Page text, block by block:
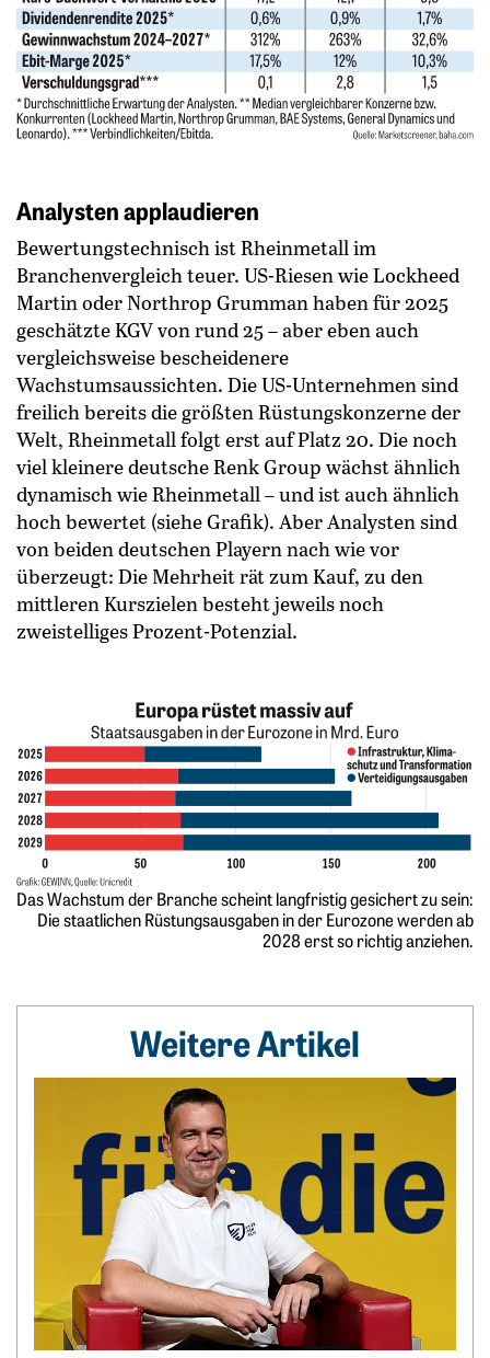
Analysten applaudieren
Bewertungstechnisch ist Rheinmetall im
Branchenvergleich teuer. US-Riesen wie Lockheed
Martin oder Northrop Grumman haben für 2025
geschätzte KGV von rund 25 – aber eben auch
vergleichsweise bescheidenere
Wachstumsaussichten. Die US-Unternehmen sind
freilich bereits die größten Rüstungskonzerne der
Welt, Rheinmetall folgt erst auf Platz 20. Die noch
viel kleinere deutsche Renk Group wächst ähnlich
dynamisch wie Rheinmetall – und ist auch ähnlich
hoch bewertet (siehe Grafik). Aber Analysten sind
von beiden deutschen Playern nach wie vor
überzeugt: Die Mehrheit rät zum Kauf, zu den
mittleren Kurszielen besteht jeweils noch
zweistelliges Prozent-Potenzial.
Das Wachstum der Branche scheint langfristig gesichert zu sein:
Die staatlichen Rüstungsausgaben in der Eurozone werden ab
2028 erst so richtig anziehen.
Weitere Artikel
Weiterlesen: „Bitcoin minen, statt PV-Strom zu